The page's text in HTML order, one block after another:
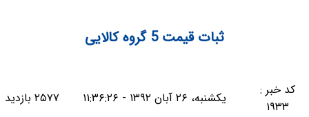
ثبات قیمت 5 گروه کالایی
کد خبر :
۱۹۳۳
یکشنبه، ۲۶ آبان ۱۳۹۲ - ۱۱:۳۶:۲۶ ۲۵۷۷ بازدید